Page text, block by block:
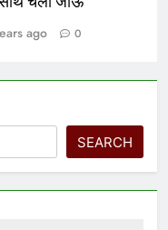
ago 0
SEARCH